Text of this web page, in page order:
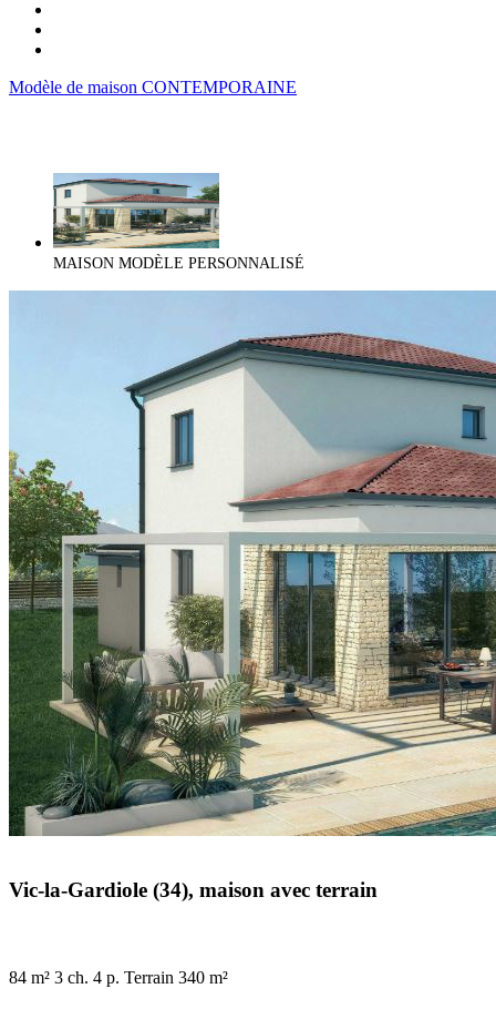
Modèle de maison CONTEMPORAINE
MAISON MODÈLE PERSONNALISÉ
Vic-la-Gardiole (34), maison avec terrain
84 m² 3 ch. 4 p. Terrain 340 m²